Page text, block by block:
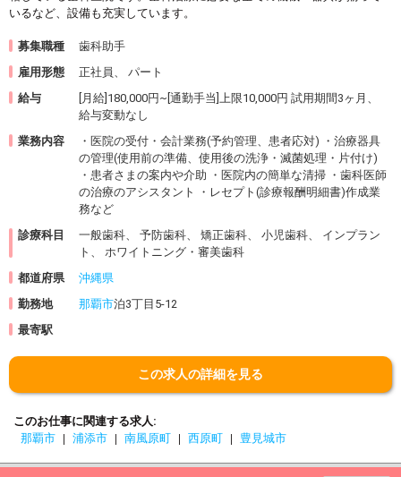
いるなど、設備も充実しています。
募集職種
歯科助手
雇用形態
正社員、 パート
給与
[月給]180,000円~[通勤手当]上限10,000円 試用期間3ヶ月、
給与変動なし
業務内容
・医院の受付・会計業務(予約管理、患者応対) ・治療器具
の管理(使用前の準備、使用後の洗浄・滅菌処理・片付け)
・患者さまの案内や介助 ・医院内の簡単な清掃 ・歯科医師
の治療のアシスタント ・レセプト(診療報酬明細書)作成業
務など
診療科目
一般歯科、 予防歯科、 矯正歯科、 小児歯科、 インプラン
ト、 ホワイトニング・審美歯科
都道府県
沖縄県
勤務地
那覇市泊3丁目5-12
最寄駅
この求人の詳細を見る
このお仕事に関連する求人
那覇市
浦添市 南風原町 西原町 豊見城市